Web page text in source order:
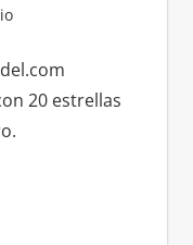
20 estrellas